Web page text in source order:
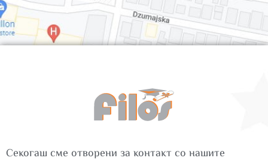
Секогаш сме отворени за контакт со нашите